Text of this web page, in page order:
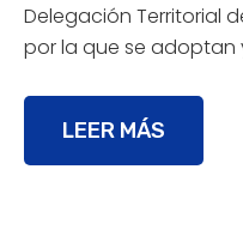
Delegación Territorial
por la que se adoptan
LEER MÁS